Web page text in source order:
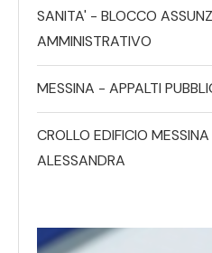
SANITA' - BLOCCO
AMMINISTRATIVO
MESSINA - APPALTI
CROLLO EDIFICIO
ALESSANDRA